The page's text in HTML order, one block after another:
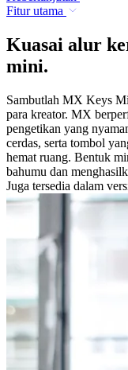
Fitur utama
Kuasai alur
mini.
Sambutlah MX Keys
para kreator. MX
pengetikan yang
cerdas, serta tombol
hemat ruang. Bentuk
bahumu dan
Juga tersedia dalam